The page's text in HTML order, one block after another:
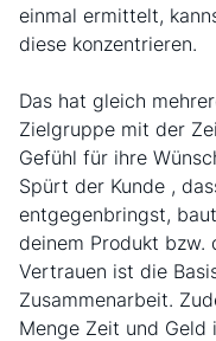
einmal ermittelt,
diese konzentrieren.
Das hat gleich
Zielgruppe mit der
Gefühl für ihre
Spürt der Kunde ,
entgegenbringst,
deinem Produkt bzw.
Vertrauen ist die
Zusammenarbeit.
Menge Zeit und Geld